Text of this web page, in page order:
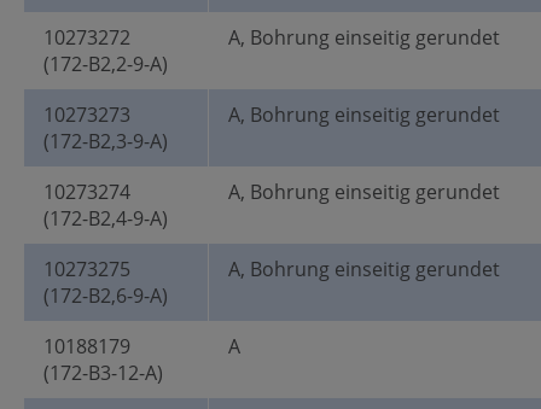
10273272
(172-B2,2-9-A)
A, Bohrung einseitig gerundet
10273273
(172-B2,3-9-A)
A, Bohrung einseitig gerundet
10273274
(172-B2,4-9-A)
A, Bohrung einseitig gerundet
10273275
(172-B2,6-9-A)
A, Bohrung einseitig gerundet
10188179
(172-B3-12-A)
A